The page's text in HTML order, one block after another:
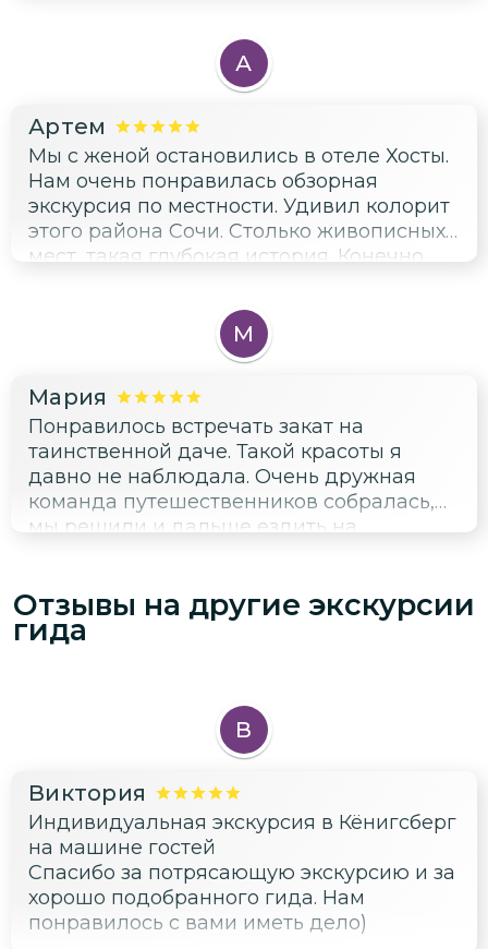
А
Артем
Мы с женой остановились в отеле Хосты.
Нам очень понравилась обзорная
экскурсия по местности. Удивил колорит
этого района Сочи. Столько живописных
мест, такая глубокая история. Конечно,
он настоящий профессионал. Рад, что
есть качественный сайт с экскурсиями.
GuideGo.ru молодцы, ребята!
М
Мария
Понравилось встречать закат на
таинственной даче. Такой красоты я
давно не наблюдала. Очень дружная
команда путешественников собралась,
мы решили и дальше ездить на
пользоваться этим сайтом еще!
Отзывы на другие экскурсии
гида
В
Виктория
Индивидуальная экскурсия в Кёнигсберг
на машине гостей
Спасибо за потрясающую экскурсию и за
хорошо подобранного гида. Нам
понравилось с вами иметь дело)